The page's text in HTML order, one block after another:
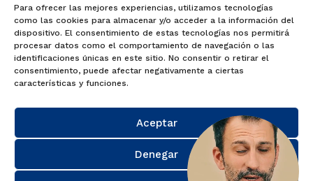
Para ofrecer las mejores experiencias, utilizamos tecnologías
como las cookies para almacenar y/o acceder a la información del
dispositivo. El consentimiento de estas tecnologías nos permitirá
procesar datos como el comportamiento de navegación o las
identificaciones únicas en este sitio. No consentir o retirar el
consentimiento, puede afectar negativamente a ciertas
características y funciones.
Aceptar
Denegar
Contacto
CERTIFICACIONES
Linguaskill
Cambridge English Qualifications
EXAMÍNATE
Matricúlate con nosotros y obtén tu